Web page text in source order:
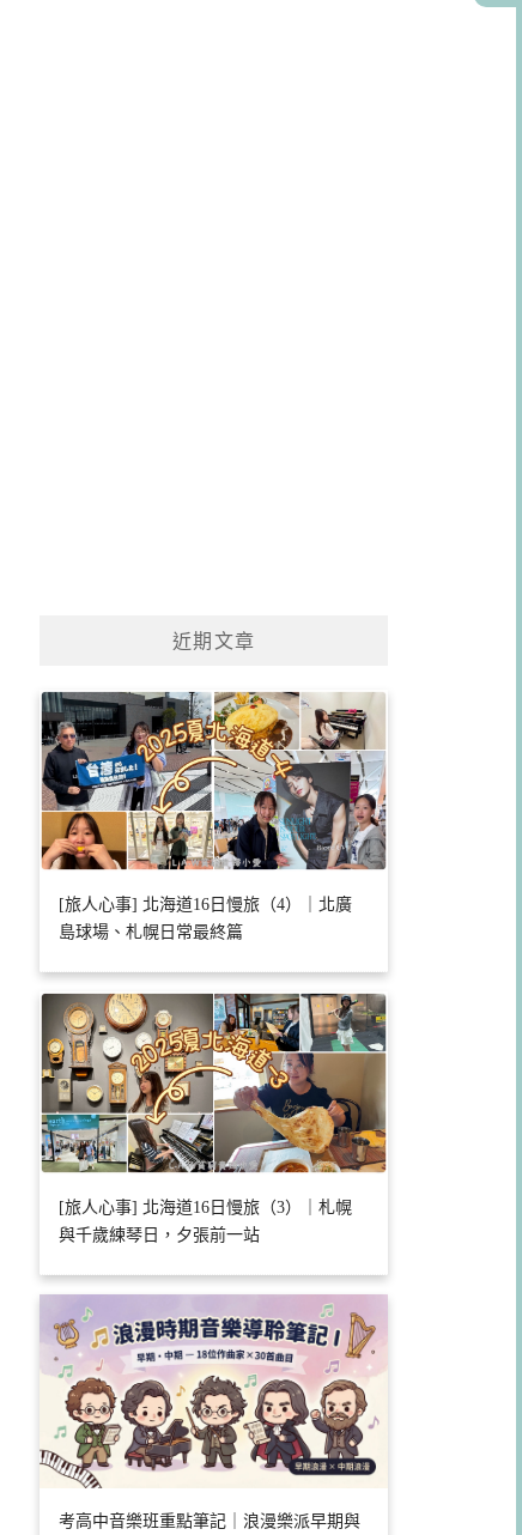
近期文章
[旅人心事] 北海道16日慢旅（4）｜北廣
島球場、札幌日常最終篇
[旅人心事] 北海道16日慢旅（3）｜札幌
與千歲練琴日，夕張前一站
考高中音樂班重點筆記｜浪漫樂派早期與